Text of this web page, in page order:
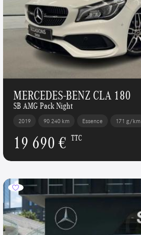
MERCEDES-BENZ CLA 180
SB AMG Pack Night
2019 90 240 km Essence 171 g/km
19 690 € TTC